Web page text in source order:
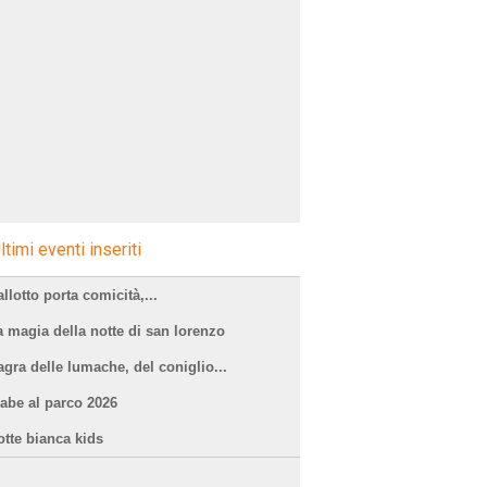
eventi inseriti
porta comicità,...
magia della notte di san lorenzo
delle lumache, del coniglio...
al parco 2026
bianca kids